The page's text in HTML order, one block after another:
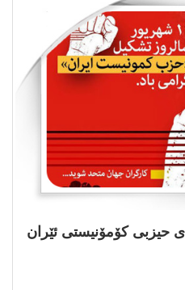
حیزبی کۆمۆنیستی ئێران